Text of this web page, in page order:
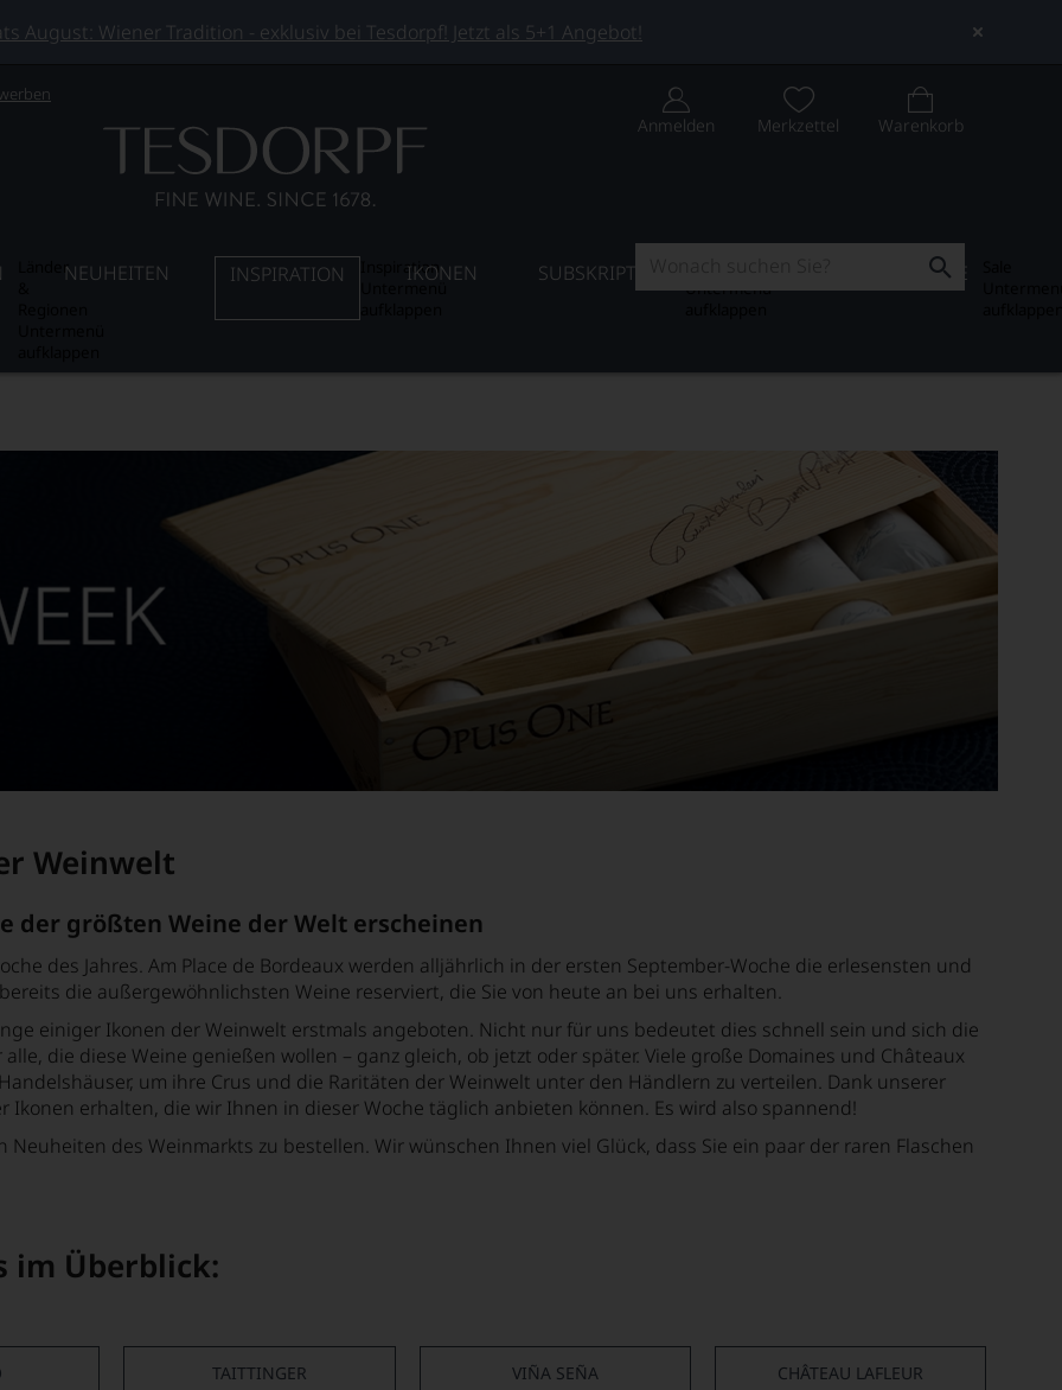
August: Wiener Tradition - exklusiv bei Tesdorpf! Jetzt als 5+1 Angebot!
Anmelden Merkzettel Warenkorb
LänderNEUHEITEN INSPIRATION
InspirationIKONEN SUBSKRIPTION
Untermenü
SALE
Weinwelt
der größten Weine der Welt erscheinen
des Jahres. Am Place de Bordeaux werden alljährlich in der ersten September-Woche die erlesensten und
die außergewöhnlichsten Weine reserviert, die Sie von heute an bei uns erhalten.
einiger Ikonen der Weinwelt erstmals angeboten. Nicht nur für uns bedeutet dies schnell sein und sich die
die diese Weine genießen wollen – ganz gleich, ob jetzt oder später. Viele große Domaines und Châteaux
um ihre Crus und die Raritäten der Weinwelt unter den Händlern zu verteilen. Dank unserer
erhalten, die wir Ihnen in dieser Woche täglich anbieten können. Es wird also spannend!
Neuheiten des Weinmarkts zu bestellen. Wir wünschen Ihnen viel Glück, dass Sie ein paar der raren Flaschen
im Überblick:
TAITTINGER VIÑA SEÑA CHÂTEAU LAFLEUR